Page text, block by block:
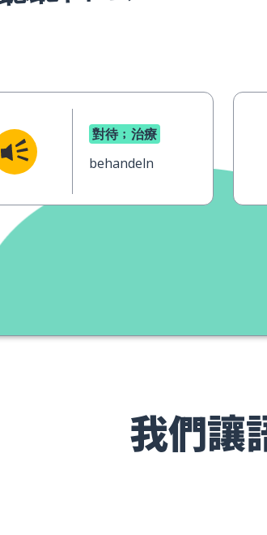
對待﹔治療
behandeln
我們讓